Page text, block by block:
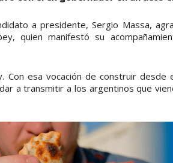
a presidente, Sergio Massa,
quien manifestó su
Con esa vocación de construir
a transmitir a los argentinos que